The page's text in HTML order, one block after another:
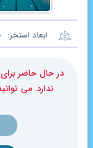
ابعاد استخر:
در حال حاضر
ندارد. می